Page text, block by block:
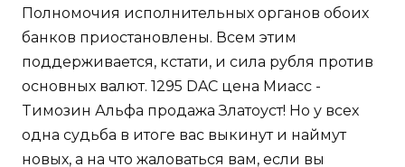
Полномочия исполнительных органов обоих
банков приостановлены. Всем этим
поддерживается, кстати, и сила рубля против
основных валют. 1295 DAC цена Миасс -
Tимозин Альфа продажа Златоуст! Но у всех
одна судьба в итоге вас выкинут и наймут
новых, а на что жаловаться вам, если вы